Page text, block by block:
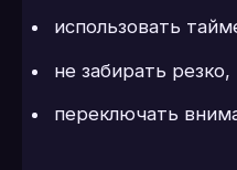
использовать
не забирать резко,
переключать